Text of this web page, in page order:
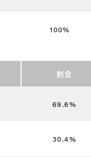
100%
割合
69.6%
30.4%